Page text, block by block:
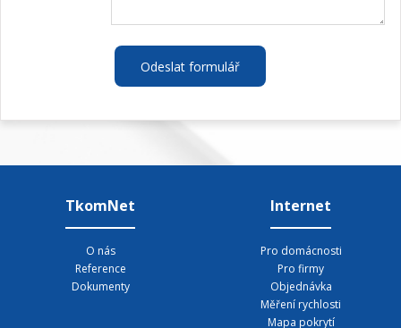
Odeslat formulář
TkomNet
O nás
Reference
Dokumenty
Internet
Pro domácnosti
Pro firmy
Objednávka
Měření rychlosti
Mapa pokrytí